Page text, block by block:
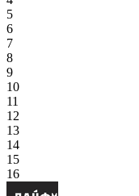
5
6
7
8
9
10
11
12
13
14
15
16